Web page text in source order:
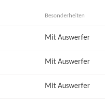
Besonderheiten
Mit Auswerfer
Mit Auswerfer
Mit Auswerfer